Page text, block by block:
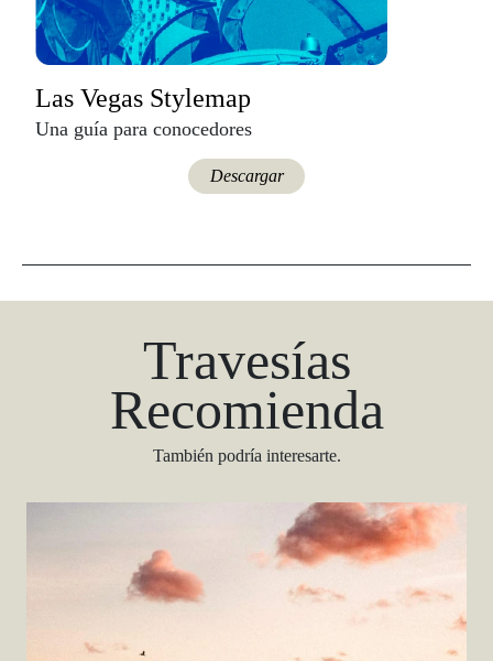
Las Vegas Stylemap
Una guía para conocedores
Descargar
Travesías
Recomienda
También podría interesarte.